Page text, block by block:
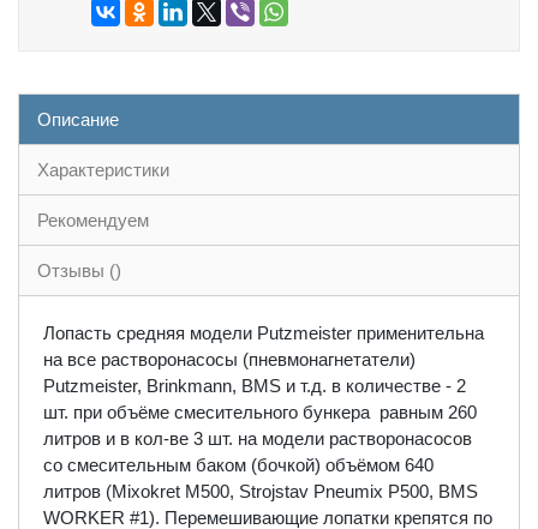
Описание
Характеристики
Рекомендуем
Отзывы ()
Лопасть средняя модели Putzmeister применительна
на все растворонасосы (пневмонагнетатели)
Putzmeister, Brinkmann, BMS и т.д. в количестве - 2
шт. при объёме смесительного бункера равным 260
литров и в кол-ве 3 шт. на модели растворонасосов
со смесительным баком (бочкой) объёмом 640
литров (Mixokret M500, Strojstav Pneumix P500, BMS
WORKER #1). Перемешивающие лопатки крепятся по